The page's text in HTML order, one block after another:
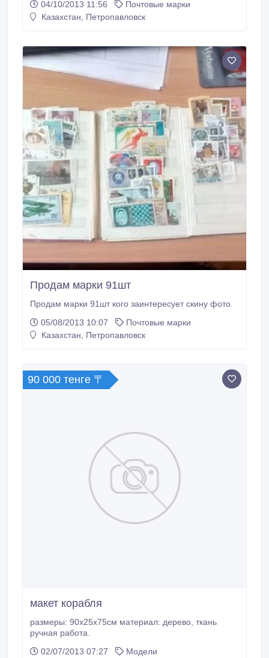
04/10/2013 11:56
Почтовые марки
Казахстан, Петропавловск
Продам марки 91шт
Продам марки 91шт кого заинтересует скину фото.
05/08/2013 10:07
Почтовые марки
Казахстан, Петропавловск
90 000 тенге 〒
макет корабля
размеры: 90х25х75см материал: дерево, ткань
ручная работа.
02/07/2013 07:27
Модели